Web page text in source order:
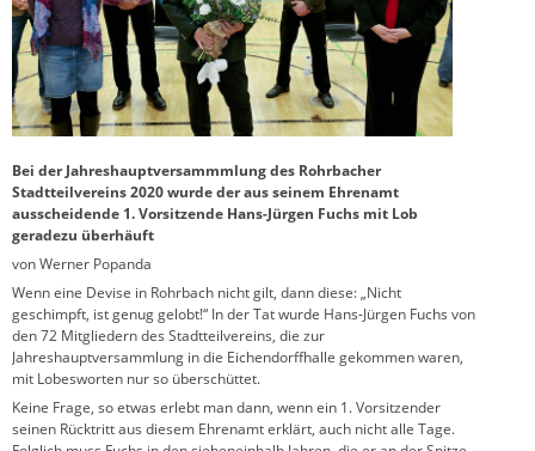
Bei der Jahreshauptversammmlung des Rohrbacher
Stadtteilvereins 2020 wurde der aus seinem Ehrenamt
ausscheidende 1. Vorsitzende Hans-Jürgen Fuchs mit Lob
geradezu überhäuft
von Werner Popanda
Wenn eine Devise in Rohrbach nicht gilt, dann diese: „Nicht
geschimpft, ist genug gelobt!“ In der Tat wurde Hans-Jürgen Fuchs von
den 72 Mitgliedern des Stadtteilvereins, die zur
Jahreshauptversammlung in die Eichendorffhalle gekommen waren,
mit Lobesworten nur so überschüttet.
Keine Frage, so etwas erlebt man dann, wenn ein 1. Vorsitzender
seinen Rücktritt aus diesem Ehrenamt erklärt, auch nicht alle Tage.